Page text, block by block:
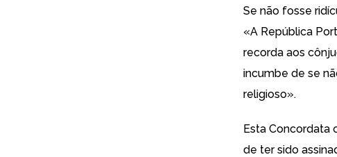
Se não fosse
«A República
recorda aos
incumbe de se
religioso».
Esta Concordata
de ter sido